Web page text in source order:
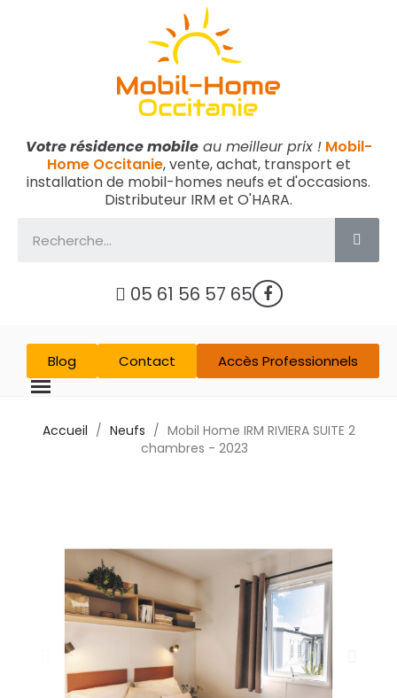
Votre résidence mobileau meilleur prix ! Mobil-
Home Occitanie, vente, achat, transport et
installation de mobil-homes neufs et d'occasions.
Distributeur IRM et O'HARA.
05 61 56 57 65
Blog Contact Accès Professionnels
Accueil Neufs
Mobil Home IRM RIVIERA SUITE 2
chambres - 2023